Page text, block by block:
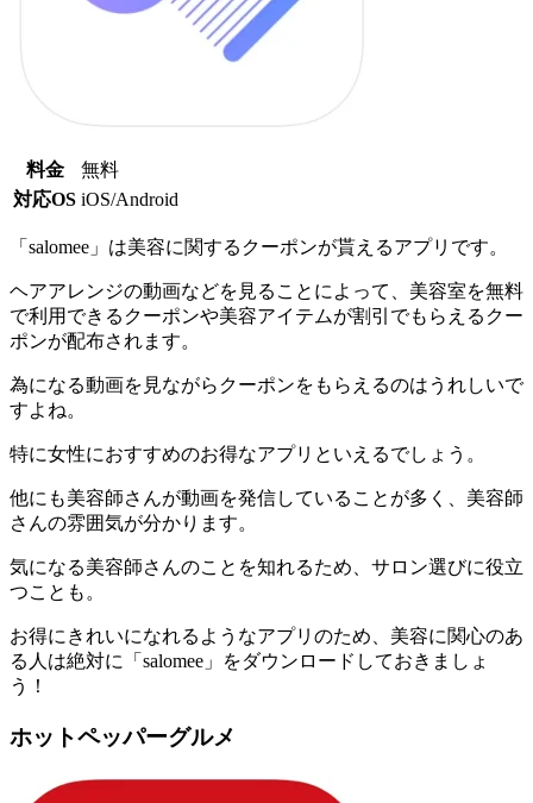
料金
無料
対応OS iOS/Android
「salomee」は美容に関するクーポンが貰えるアプリです。
ヘアアレンジの動画などを見ることによって、美容室を無料
で利用できるクーポンや美容アイテムが割引でもらえるクー
ポンが配布されます。
為になる動画を見ながらクーポンをもらえるのはうれしいで
すよね。
特に女性におすすめのお得なアプリといえるでしょう。
他にも美容師さんが動画を発信していることが多く、美容師
さんの雰囲気が分かります。
気になる美容師さんのことを知れるため、サロン選びに役立
つことも。
お得にきれいになれるようなアプリのため、美容に関心のあ
る人は絶対に「salomee」をダウンロードしておきましょ
う！
ホットペッパーグルメ